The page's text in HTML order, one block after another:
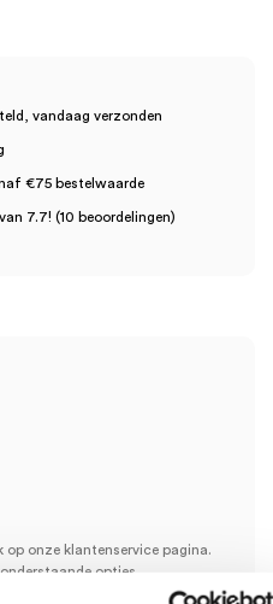
vandaag verzonden
€75 bestelwaarde
7.7! (10 beoordelingen)
op onze klantenservice pagina.
opties.
maandag t/m vrijdag van